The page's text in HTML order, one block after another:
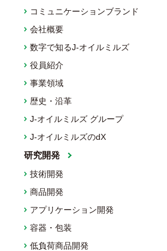
コミュニケーションブランド
会社概要
数字で知るJ-オイルミルズ
役員紹介
事業領域
歴史・沿革
J-オイルミルズ グループ
J-オイルミルズのdX
研究開発
技術開発
商品開発
アプリケーション開発
容器・包装
低負荷商品開発